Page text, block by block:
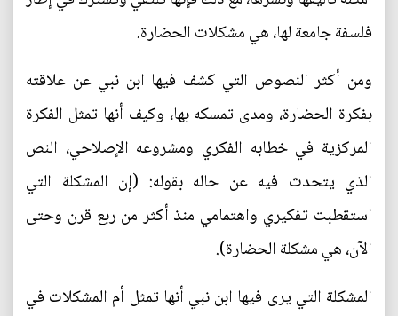
فلسفة جامعة لها، هي مشكلات الحضارة.
ومن أكثر النصوص التي كشف فيها ابن نبي عن علاقته
بفكرة الحضارة، ومدى تمسكه بها، وكيف أنها تمثل الفكرة
المركزية في خطابه الفكري ومشروعه الإصلاحي، النص
الذي يتحدث فيه عن حاله بقوله: (إن المشكلة التي
استقطبت تفكيري واهتمامي منذ أكثر من ربع قرن وحتى
الآن، هي مشكلة الحضارة).
المشكلة التي يرى فيها ابن نبي أنها تمثل أم المشكلات في